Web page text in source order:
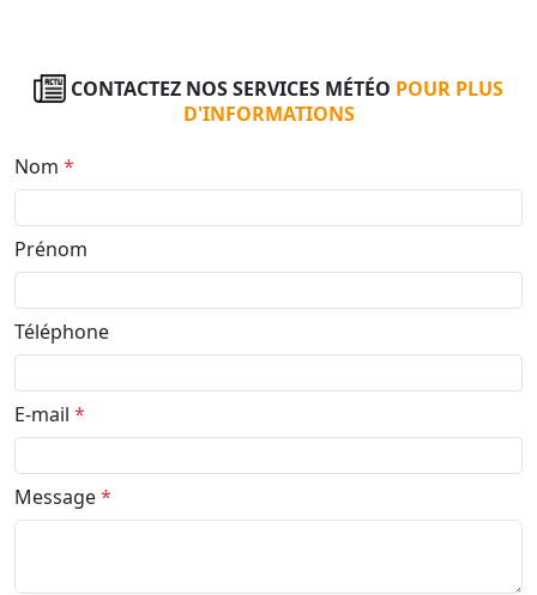
CONTACTEZ NOS SERVICES MÉTÉO POUR PLUS
D'INFORMATIONS
Nom *
Prénom
Téléphone
E-mail *
Message*